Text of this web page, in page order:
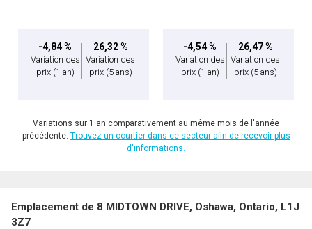
vous nous fournissez l'autorisation écrite de communiquer avec vous.
-4,84 %
Variation des
prix (1 an)
26,32 %
Variation des
prix (5 ans)
-4,54 %
Variation des
prix (1 an)
26,47 %
Variation des
prix (5 ans)
Variations sur 1 an comparativement au même mois de l'année
précédente. Trouvez un courtier dans ce secteur afin de recevoir plus
d'informations.
Emplacement de 8 MIDTOWN DRIVE, Oshawa, Ontario, L1J
3Z7